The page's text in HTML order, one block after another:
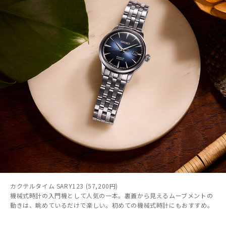
カクテルタイム SARY123 (57,200円)
機械式時計の入門機として人気の一本。裏蓋から見えるムーブメントの
動きは、眺めているだけで楽しい。初めての機械式時計にもおすすめ。